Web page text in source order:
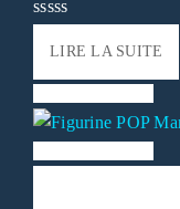
LIRE LA SUITE